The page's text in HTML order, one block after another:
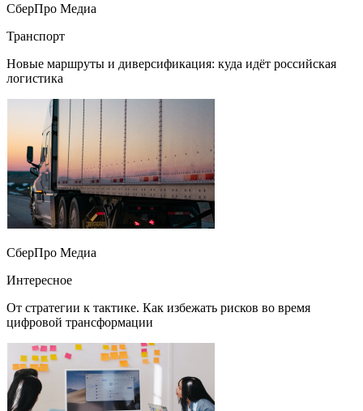
СберПро Медиа
Транспорт
Новые маршруты и диверсификация: куда идёт российская
логистика
СберПро Медиа
Интересное
От стратегии к тактике. Как избежать рисков во время
цифровой трансформации